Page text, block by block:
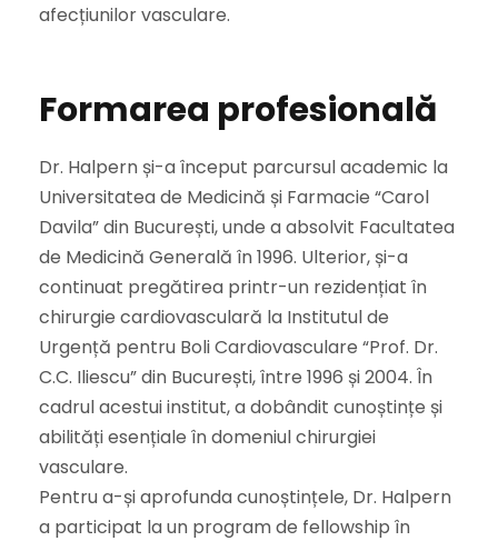
afecțiunilor vasculare.
Formarea profesională
Dr. Halpern și-a început parcursul academic la
Universitatea de Medicină și Farmacie “Carol
Davila” din București, unde a absolvit Facultatea
de Medicină Generală în 1996. Ulterior, și-a
continuat pregătirea printr-un rezidențiat în
chirurgie cardiovasculară la Institutul de
Urgență pentru Boli Cardiovasculare “Prof. Dr.
C.C. Iliescu” din București, între 1996 și 2004. În
cadrul acestui institut, a dobândit cunoștințe și
abilități esențiale în domeniul chirurgiei
vasculare.
Pentru a-și aprofunda cunoștințele, Dr. Halpern
a participat la un program de fellowship în